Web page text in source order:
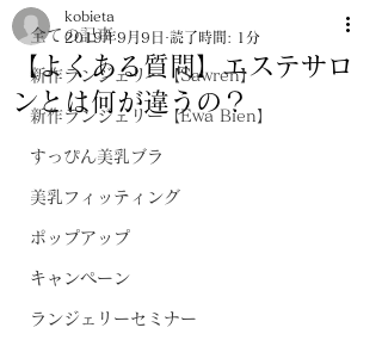
全ての記事
新作ランジェリー【Sawren】
新作ランジェリー【Ewa Bien】
すっぴん美乳ブラ
美乳フィッティング
ポップアップ
キャンペーン
ランジェリーセミナー
【よくある質問】エステサロ
ンとは何が違うの？
kobieta
2019年9月9日 読了時間: 1分